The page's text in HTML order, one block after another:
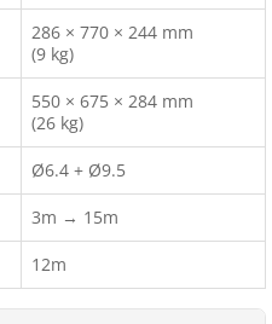
286 × 770 × 244 mm
(9 kg)
550 × 675 × 284 mm
(26 kg)
Ø6.4 + Ø9.5
3m → 15m
12m